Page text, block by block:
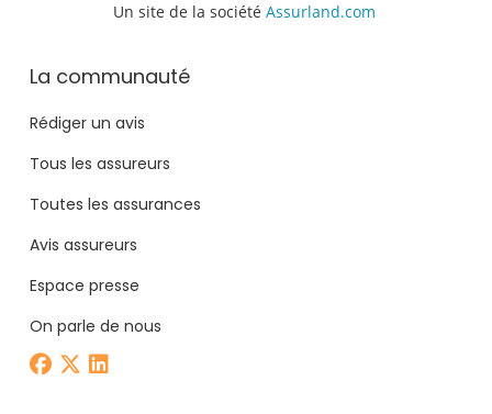
Un site de la société Assurland.com
La communauté
Rédiger un avis
Tous les assureurs
Toutes les assurances
Avis assureurs
Espace presse
On parle de nous